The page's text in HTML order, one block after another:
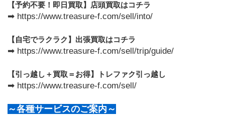
【予約不要！即日買取】店頭買取はコチラ
➡ https://www.treasure-f.com/sell/into/
【自宅でラクラク】出張買取はコチラ
➡ https://www.treasure-f.com/sell/trip/guide/
【引っ越し＋買取＝お得】トレファク引っ越し
➡ https://www.treasure-f.com/sell/
～各種サービスのご案内～